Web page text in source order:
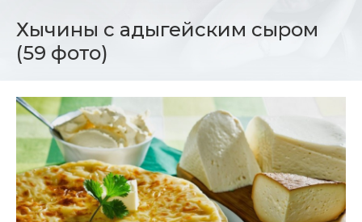
Хычины с адыгейским сыром
(59 фото)